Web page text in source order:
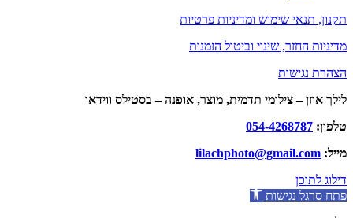
תקנון, תנאי שימוש ומדיניות פרטיות
מדיניות החזר, שינוי וביטול הזמנות
הצהרת נגישות
לילך אוזן – צילומי תדמית, מוצר, אופנה – בסטילס ווידאו
טלפון: 054-4268787
מייל: lilachphoto@gmail.com
דילוג לתוכן
פתח סרגל נגישות